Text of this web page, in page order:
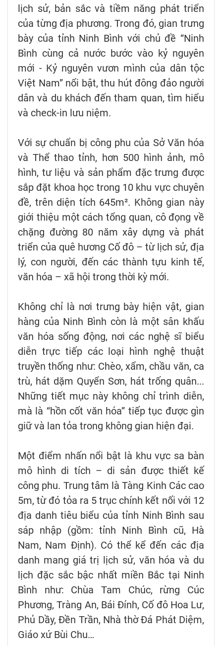
lịch sử, bản sắc và tiềm năng phát triển
của từng địa phương. Trong đó, gian trưng
bày của tỉnh Ninh Bình với chủ đề “Ninh
Bình cùng cả nước bước vào kỷ nguyên
mới - Kỷ nguyên vươn mình của dân tộc
Việt Nam” nổi bật, thu hút đông đảo người
dân và du khách đến tham quan, tìm hiểu
và check-in lưu niệm.
Với sự chuẩn bị công phu của Sở Văn hóa
và Thể thao tỉnh, hơn 500 hình ảnh, mô
hình, tư liệu và sản phẩm đặc trưng được
sắp đặt khoa học trong 10 khu vực chuyên
đề, trên diện tích 645m². Không gian này
giới thiệu một cách tổng quan, cô đọng về
chặng đường 80 năm xây dựng và phát
triển của quê hương Cố đô – từ lịch sử, địa
lý, con người, đến các thành tựu kinh tế,
văn hóa – xã hội trong thời kỳ mới.
Không chỉ là nơi trưng bày hiện vật, gian
hàng của Ninh Bình còn là một sân khấu
văn hóa sống động, nơi các nghệ sĩ biểu
diễn trực tiếp các loại hình nghệ thuật
truyền thống như: Chèo, xẩm, chầu văn, ca
trù, hát dặm Quyển Sơn, hát trống quân...
Những tiết mục này không chỉ trình diễn,
mà là “hồn cốt văn hóa” tiếp tục được gìn
giữ và lan tỏa trong không gian hiện đại.
Một điểm nhấn nổi bật là khu vực sa bàn
mô hình di tích – di sản được thiết kế
công phu. Trung tâm là Tàng Kinh Các cao
5m, từ đó tỏa ra 5 trục chính kết nối với 12
địa danh tiêu biểu của tỉnh Ninh Bình sau
sáp nhập (gồm: tỉnh Ninh Bình cũ, Hà
Nam, Nam Định). Có thể kể đến các địa
danh mang giá trị lịch sử, văn hóa và du
lịch đặc sắc bậc nhất miền Bắc tại Ninh
Bình như: Chùa Tam Chúc, rừng Cúc
Phương, Tràng An, Bái Đính, Cố đô Hoa Lư,
Phủ Dầy, Đền Trần, Nhà thờ Đá Phát Diệm,
Giáo xứ Bùi Chu…